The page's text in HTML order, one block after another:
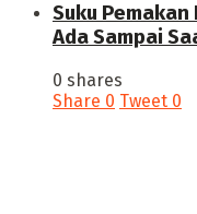
‎Suku
Ada Sampai
0 shares
Share 0 Tweet 0